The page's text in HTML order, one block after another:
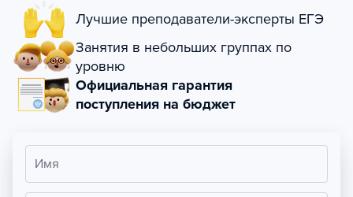
Лучшие преподаватели-эксперты ЕГЭ
Занятия в небольших группах по
уровню
Официальная гарантия
поступления на бюджет
Имя